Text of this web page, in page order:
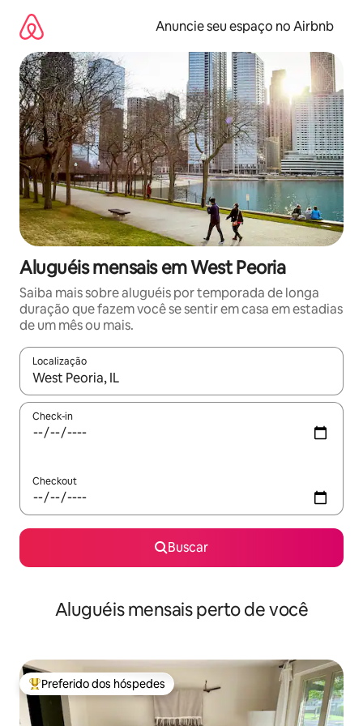
para
conteúdo
Anuncie seu espaço no Airbnb
Aluguéis mensais em West Peoria
Saiba mais sobre aluguéis por temporada de longa
duração que fazem você se sentir em casa em estadias
de um mês ou mais.
Localização
Quando os resultados estiverem disponíveis, explore-os
Check-in
Checkout
Buscar
Aluguéis mensais perto de você
Entre os melhores preferidos dos hóspedes
Preferido dos hóspedes